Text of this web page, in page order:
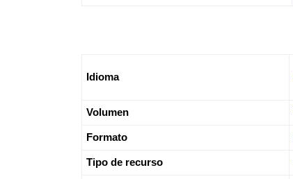
Idioma
Volumen
Formato
Tipo de recurso